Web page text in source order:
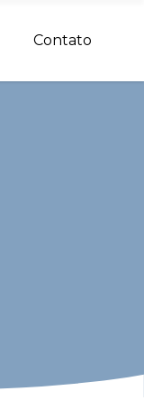
Contato